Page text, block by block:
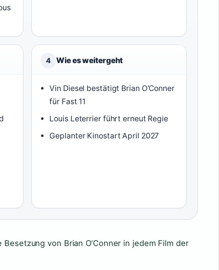
4 Wie es weitergeht
Vin Diesel bestätigt Brian O’Conner
für Fast 11
Louis Leterrier führt erneut Regie
Geplanter Kinostart April 2027
von Brian O’Conner in jedem Film der